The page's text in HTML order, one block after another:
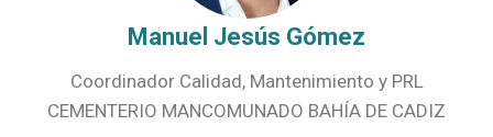
Manuel Jesús Gómez
Coordinador Calidad, Mantenimiento y PRL
CEMENTERIO MANCOMUNADO BAHÍA DE CADIZ